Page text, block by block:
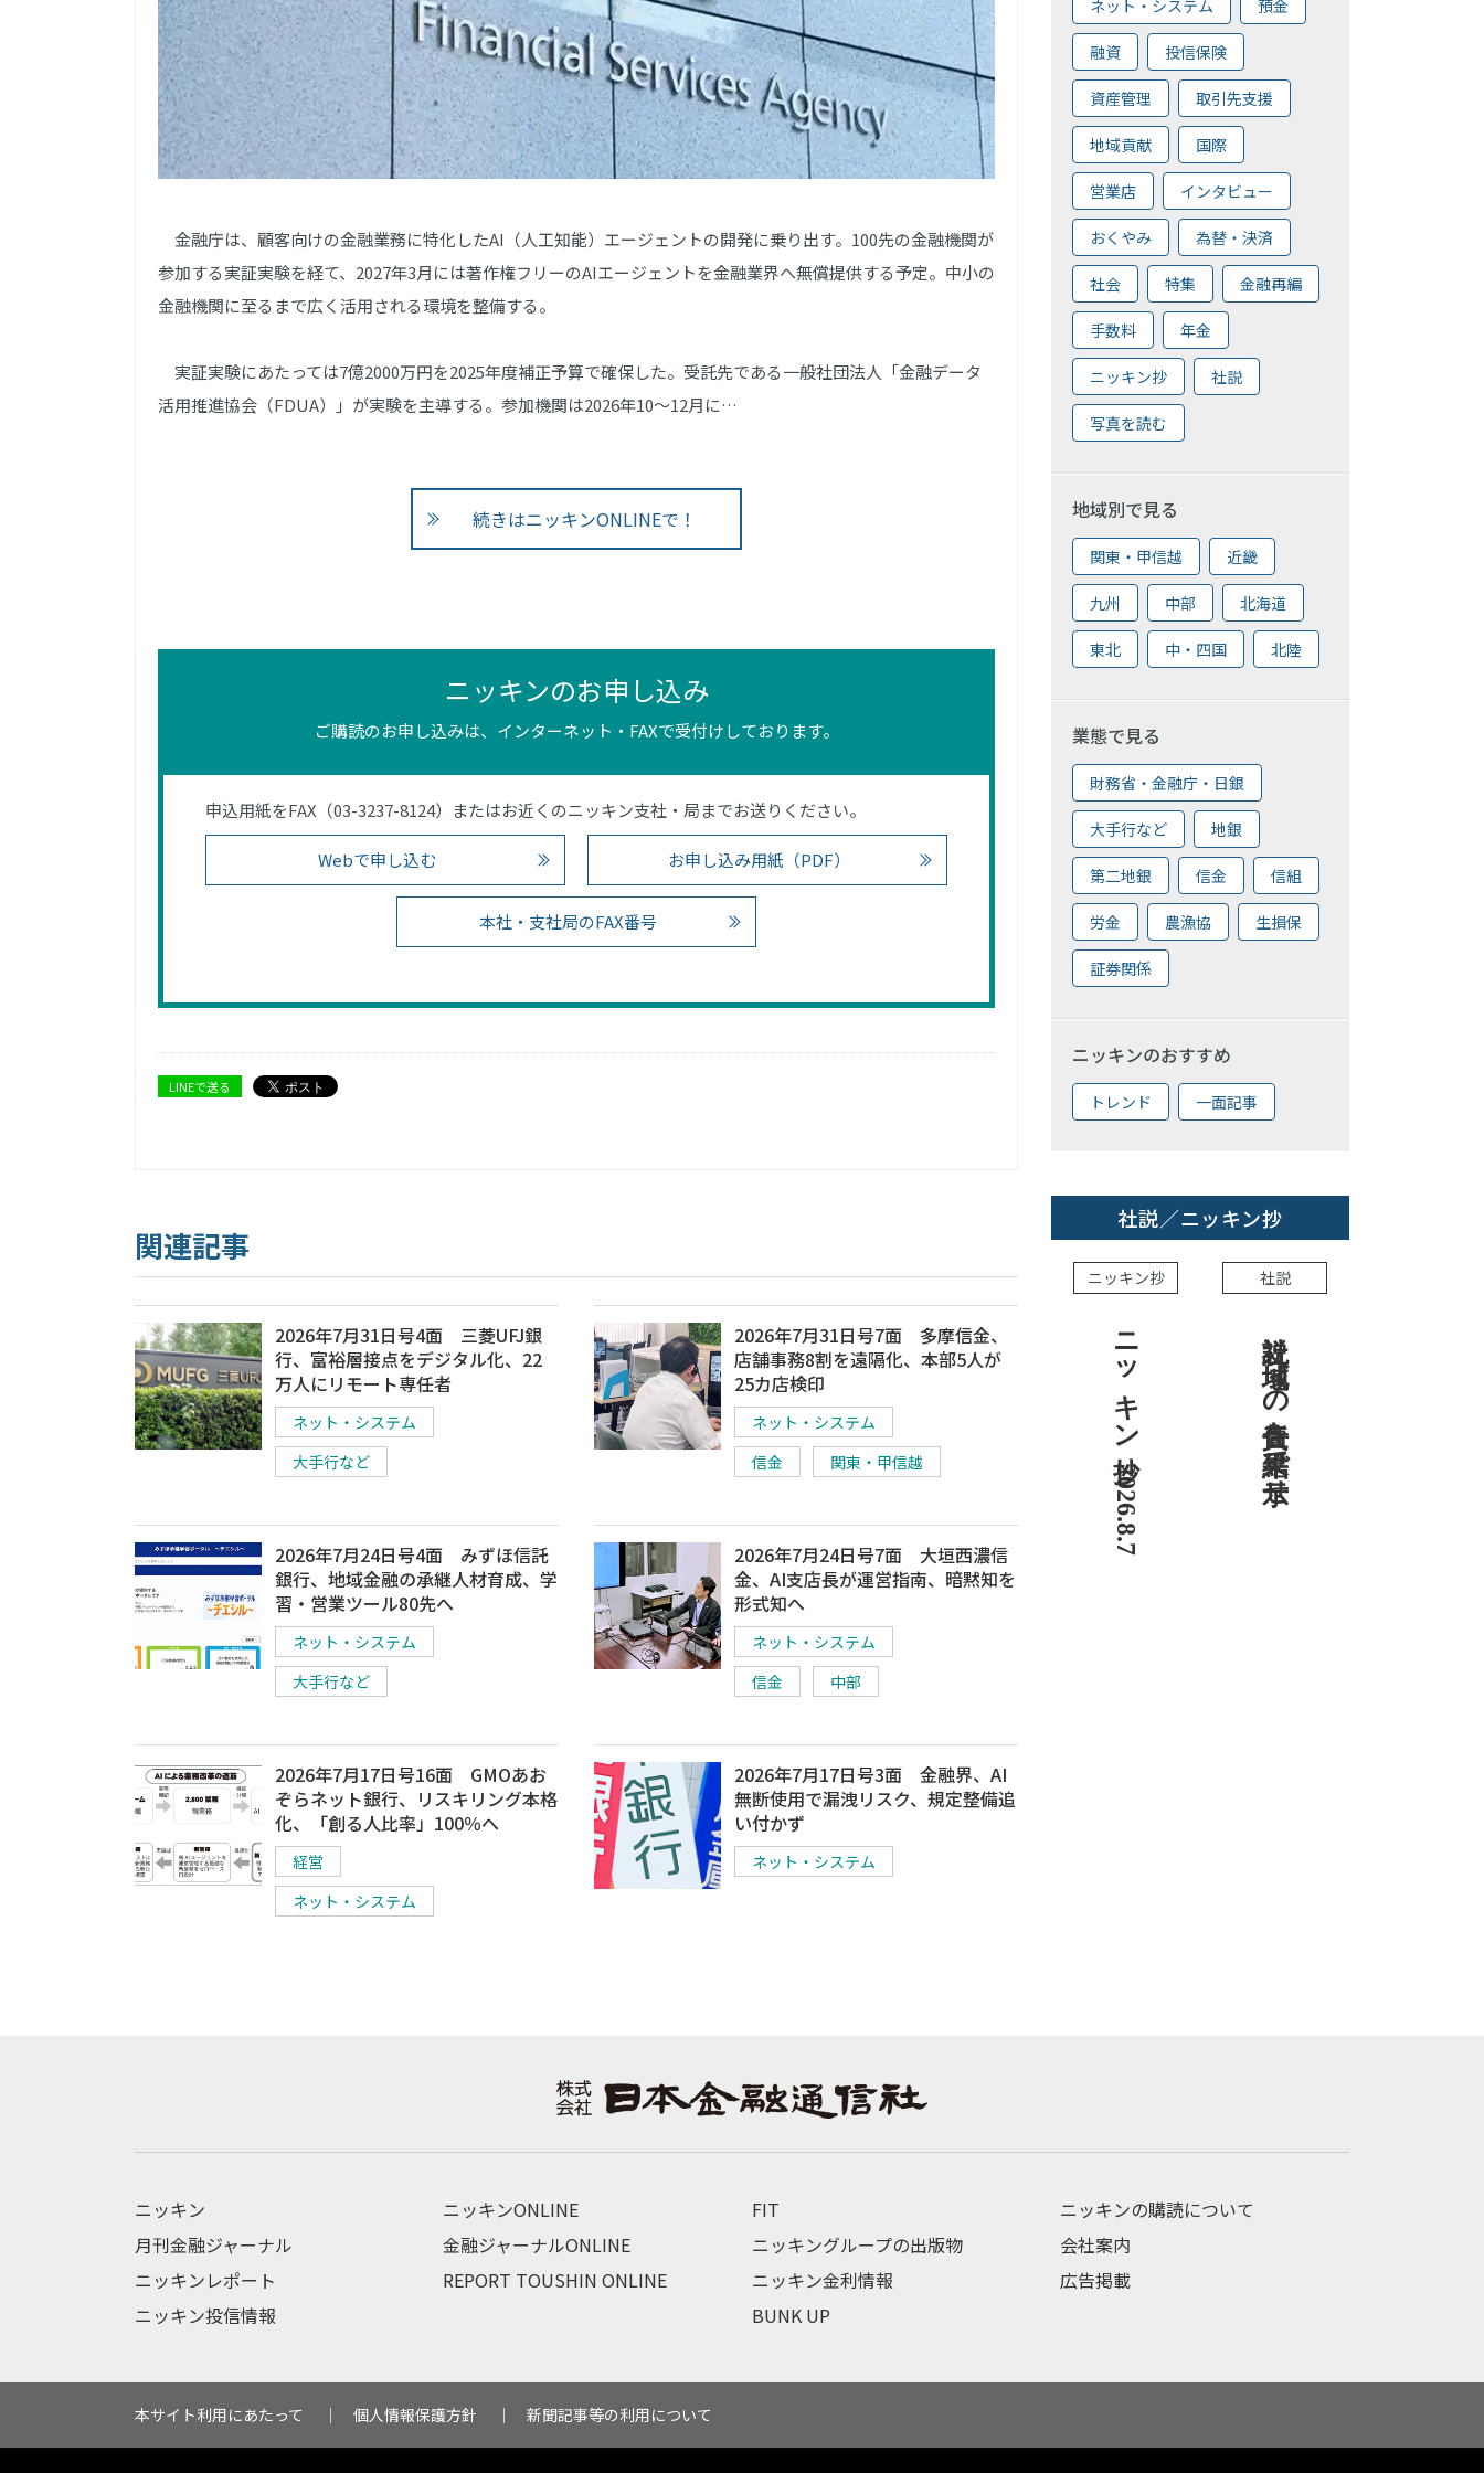
金融庁は、顧客向けの金融業務に特化したAI（人工知能）エージェントの開発に乗り出す。100先の金融機関が
参加する実証実験を経て、2027年3月には著作権フリーのAIエージェントを金融業界へ無償提供する予定。中小の
金融機関に至るまで広く活用される環境を整備する。
実証実験にあたっては7億2000万円を2025年度補正予算で確保した。受託先である一般社団法人「金融データ
活用推進協会（FDUA）」が実験を主導する。参加機関は2026年10～12月に…
続きはニッキンONLINEで！
ニッキンのお申し込み
ご購読のお申し込みは、インターネット・FAXで受付けしております。
申込用紙をFAX（03-3237-8124）またはお近くのニッキン支社・局までお送りください。
Webで申し込む お申し込み用紙（PDF）
本社・支社局のFAX番号
LINEで送る
関連記事
2026年7月31日号4面 三菱UFJ銀
行、富裕層接点をデジタル化、22
万人にリモート専任者
ネット・システム
大手行など
2026年7月31日号7面 多摩信金、
店舗事務8割を遠隔化、本部5人が
25カ店検印
ネット・システム
信金
関東・甲信越
2026年7月24日号4面 みずほ信託
銀行、地域金融の承継人材育成、学
習・営業ツール80先へ
ネット・システム
大手行など
2026年7月24日号7面 大垣西濃信
金、AI支店長が運営指南、暗黙知を
形式知へ
ネット・システム
信金
中部
2026年7月17日号16面 GMOあお
ぞらネット銀行、リスキリング本格
化、「創る人比率」100％へ
経営
ネット・システム
2026年7月17日号3面 金融界、AI
無断使用で漏洩リスク、規定整備追
い付かず
ネット・システム
ネット・システム 預金
融資 投信保険
資産管理 取引先支援
地域貢献 国際
営業店 インタビュー
おくやみ 為替・決済
社会 特集 金融再編
手数料 年金
ニッキン抄 社説
写真を読む
地域別で見る
関東・甲信越 近畿
九州 中部 北海道
東北 中・四国 北陸
業態で見る
財務省・金融庁・日銀
大手行など 地銀
第二地銀 信金 信組
労金 農漁協 生損保
証券関係
ニッキンのおすすめ
トレンド 一面記事
社説／ニッキン抄
ニッキン抄
ニッキン抄 2026.8.7
社説
社説 地域への責任を結果で示せ
ニッキン
月刊金融ジャーナル
ニッキンレポート
ニッキン投信情報
ニッキンONLINE
金融ジャーナルONLINE
REPORT TOUSHIN ONLINE
FIT
ニッキングループの出版物
ニッキン金利情報
BUNK UP
ニッキンの購読について
会社案内
広告掲載
本サイト利用にあたって 個人情報保護方針 新聞記事等の利用について